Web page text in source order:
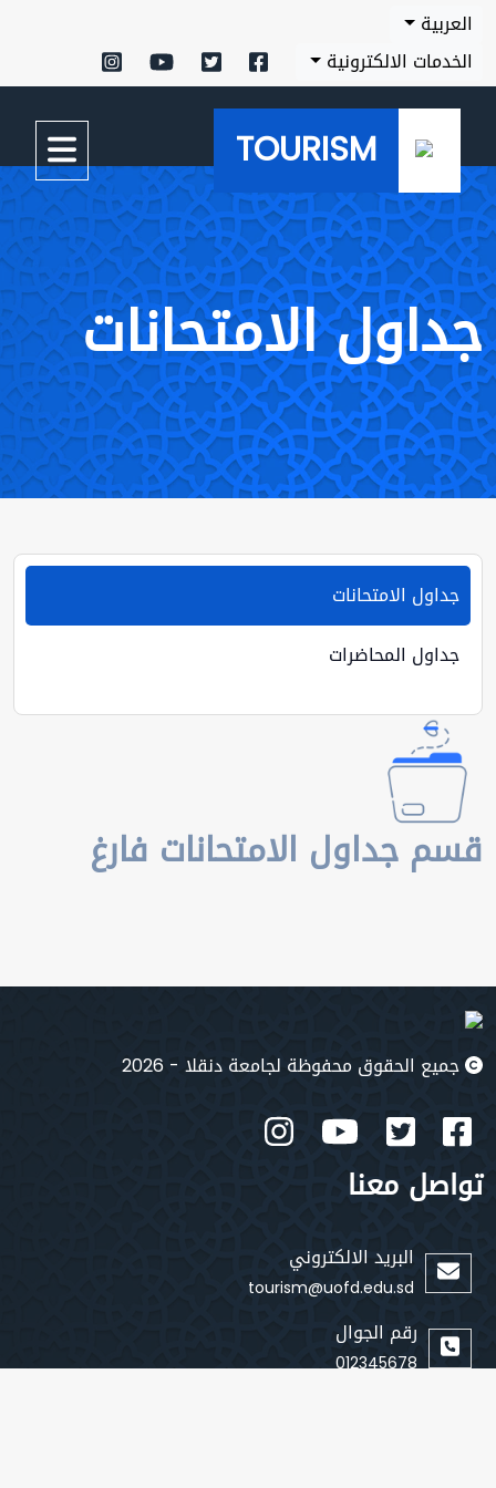
العربية
الخدمات الالكترونية
TOURISM
جداول الامتحانات
جداول الامتحانات
جداول المحاضرات
قسم جداول الامتحانات فارغ
جميع الحقوق محفوظة لجامعة دنقلا - 2026
تواصل معنا
البريد الالكتروني
tourism@uofd.edu.sd
رقم الجوال
012345678